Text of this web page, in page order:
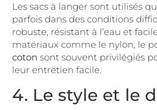
Les sacs à langer sont utilisés
parfois dans des conditions
robuste, résistant à l’eau et
matériaux comme le nylon, le
coton sont souvent privilégiés
leur entretien facile.
4. Le style et le